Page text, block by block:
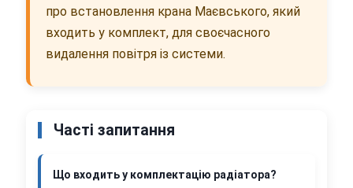
про встановлення крана Маєвського, який
входить у комплект, для своєчасного
видалення повітря із системи.
Часті запитання
Що входить у комплектацію радіатора?